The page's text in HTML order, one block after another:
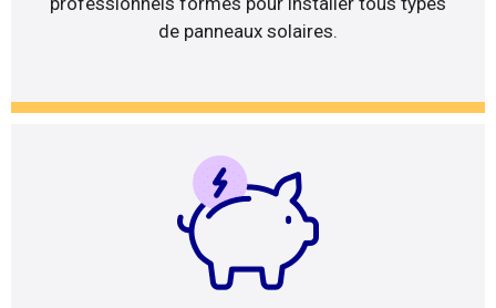
de panneaux solaires.